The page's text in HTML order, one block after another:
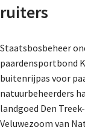
ruiters
Staatsbosbeheer
paardensportbond
buitenrijpas voor
natuurbeheerders
landgoed Den
Veluwezoom van